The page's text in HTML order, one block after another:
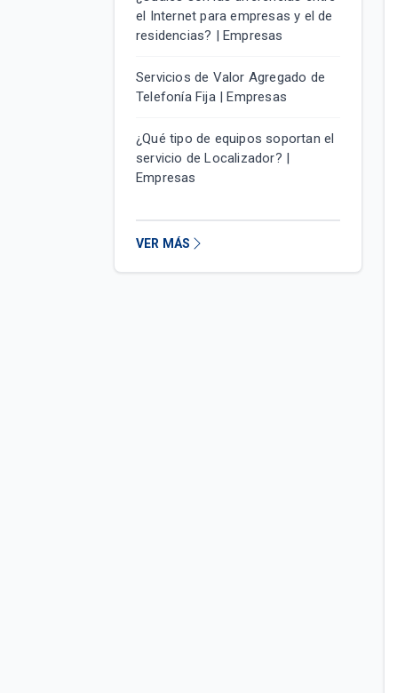
el Internet para empresas y el de
residencias? | Empresas
Servicios de Valor Agregado de
Telefonía Fija | Empresas
¿Qué tipo de equipos soportan el
servicio de Localizador? |
Empresas
VER MÁS